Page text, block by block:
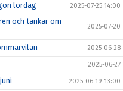
lördag 2025-07-25 14:00
och tankar om
2025-07-20
2025-06-28
2025-06-27
2025-06-19 13:00